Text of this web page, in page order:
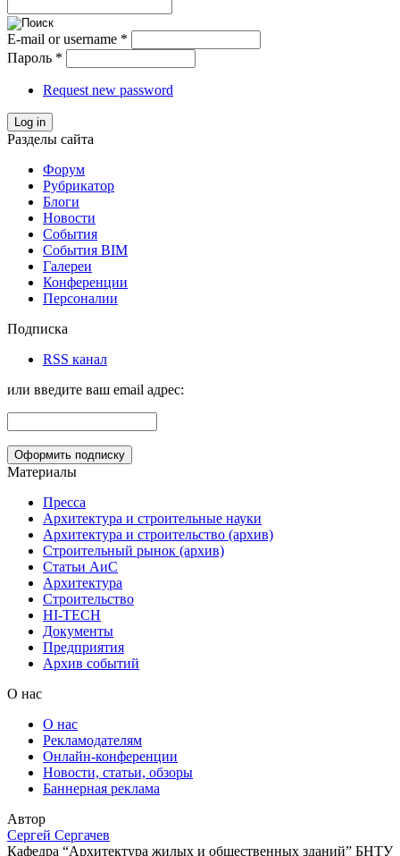
E-mail or username *
Пароль *
Request new password
Log in
Разделы сайта
Форум
Рубрикатор
Блоги
Новости
События
События BIM
Галереи
Конференции
Персоналии
Подписка
RSS канал
или введите ваш email адрес:
Материалы
Пресса
Архитектура и строительные науки
Архитектура и строительство (архив)
Строительный рынок (архив)
Статьи АиС
Архитектура
Строительство
HI-TECH
Документы
Предприятия
Архив событий
О нас
О нас
Рекламодателям
Онлайн-конференции
Новости, статьи, обзоры
Баннерная реклама
Автор
Сергей Сергачев
Кафедра “Архитектура жилых и общественных зданий” БНТУ